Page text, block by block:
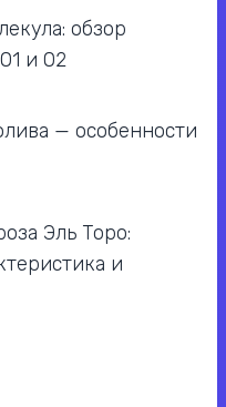
обзор
и 02
— особенности
Эль Торо:
и